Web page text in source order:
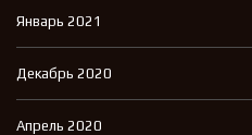
Январь 2021
Декабрь 2020
Апрель 2020